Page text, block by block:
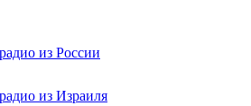
из России
из Израиля